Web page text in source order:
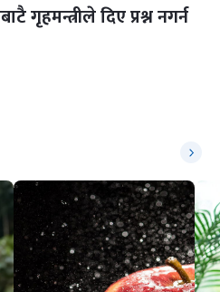
गृहमन्त्रीले दिए प्रश्न नगर्न